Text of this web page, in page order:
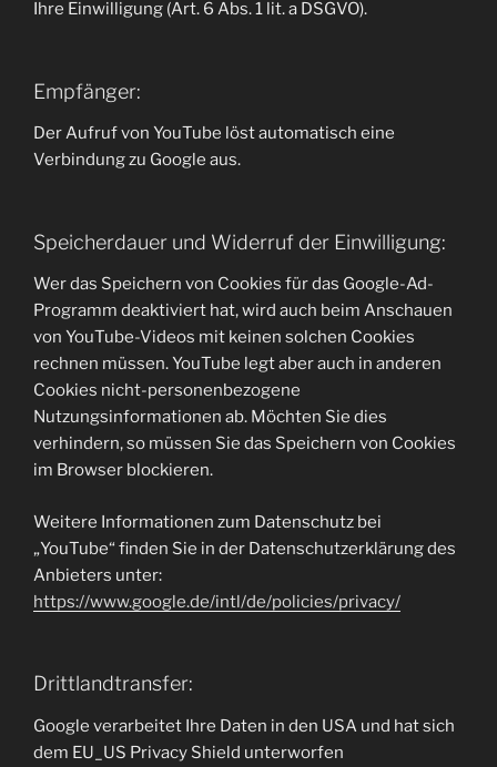
Ihre Einwilligung (Art. 6 Abs. 1 lit. a DSGVO).
Empfänger:
Der Aufruf von YouTube löst automatisch eine
Verbindung zu Google aus.
Speicherdauer und Widerruf der Einwilligung:
Wer das Speichern von Cookies für das Google-Ad-
Programm deaktiviert hat, wird auch beim Anschauen
von YouTube-Videos mit keinen solchen Cookies
rechnen müssen. YouTube legt aber auch in anderen
Cookies nicht-personenbezogene
Nutzungsinformationen ab. Möchten Sie dies
verhindern, so müssen Sie das Speichern von Cookies
im Browser blockieren.
Weitere Informationen zum Datenschutz bei
„YouTube“ finden Sie in der Datenschutzerklärung des
Anbieters unter:
https://www.google.de/intl/de/policies/privacy/
Drittlandtransfer:
Google verarbeitet Ihre Daten in den USA und hat sich
dem EU_US Privacy Shield unterworfen